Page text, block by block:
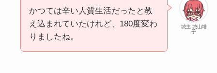
城主 城山塔
子
かつては辛い人質生活だったと教
え込まれていたけれど、180度変わ
りましたね。